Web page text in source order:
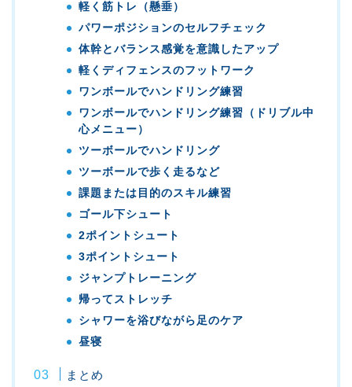
軽く筋トレ（懸垂）
パワーポジションのセルフチェック
体幹とバランス感覚を意識したアップ
軽くディフェンスのフットワーク
ワンボールでハンドリング練習
ワンボールでハンドリング練習（ドリブル中
心メニュー）
ツーボールでハンドリング
ツーボールで歩く走るなど
課題または目的のスキル練習
ゴール下シュート
2ポイントシュート
3ポイントシュート
ジャンプトレーニング
帰ってストレッチ
シャワーを浴びながら足のケア
昼寝
まとめ